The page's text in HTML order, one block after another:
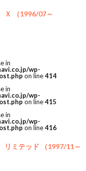
Ｘ （1996/07～
in
wp-
on line414
in
wp-
on line415
in
wp-
on line416
ミテッド （1997/11～